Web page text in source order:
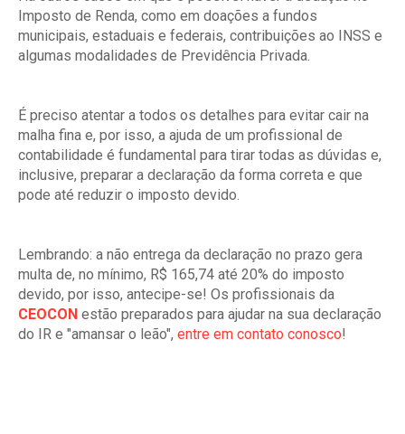
Imposto de Renda, como em doações a fundos
municipais, estaduais e federais, contribuições ao INSS e
algumas modalidades de Previdência Privada.
É preciso atentar a todos os detalhes para evitar cair na
malha fina e, por isso, a ajuda de um profissional de
contabilidade é fundamental para tirar todas as dúvidas e,
inclusive, preparar a declaração da forma correta e que
pode até reduzir o imposto devido.
Lembrando: a não entrega da declaração no prazo gera
multa de, no mínimo, R$ 165,74 até 20% do imposto
devido, por isso, antecipe-se! Os profissionais da
CEOCON estão preparados para ajudar na sua declaração
do IR e "amansar o leão", entre em contato conosco!